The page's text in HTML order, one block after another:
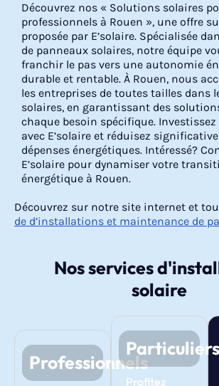
Découvrez nos « Solutions solaires
professionnels à Rouen », une offre
proposée par E’solaire. Spécialisée
de panneaux solaires, notre équipe
franchir le pas vers une autonomie
durable et rentable. À Rouen, nous
les entreprises de toutes tailles dans
solaires, en garantissant des
chaque besoin spécifique. Investissez
avec E’solaire et réduisez
dépenses énergétiques. Intéressé?
E’solaire pour dynamiser votre
énergétique à Rouen.
Découvrez sur notre site internet et
de d’installations et maintenance de
Nos services
solaire
Professionnels
Particuliers
Profitez